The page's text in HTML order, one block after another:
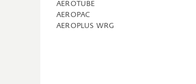
AEROTUBE
AEROPAC
AEROPLUS WRG